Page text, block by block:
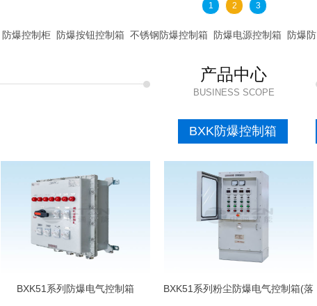
1 2 3
防爆控制柜 防爆按钮控制箱 不锈钢防爆控制箱 防爆电源控制箱 防爆防
产品中心
BUSINESS SCOPE
BXK防爆控制箱
BXK51系列防爆电气控制箱
BXK51系列粉尘防爆电气控制箱(落